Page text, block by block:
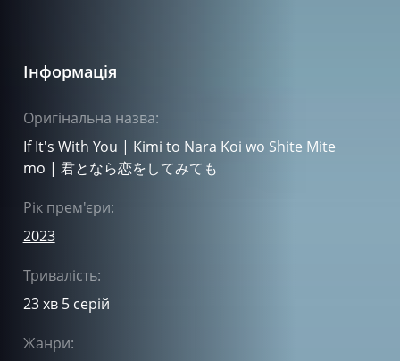
Інформація
Оригінальна назва:
If It's With You | Kimi to Nara Koi wo Shite Mite
mo | 君となら恋をしてみても
Рік прем'єри:
2023
Тривалість:
23 хв 5 серій
Жанри: